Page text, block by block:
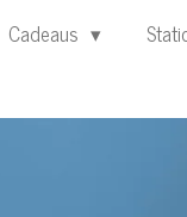
Cadeaus